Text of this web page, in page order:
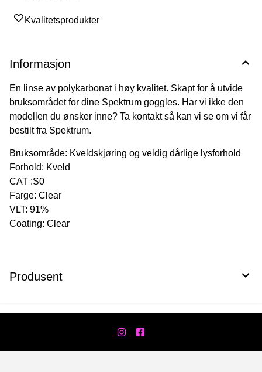
Kvalitetsprodukter
Informasjon
En linse av polykarbonat i høy kvalitet. Skapt for å utvide
bruksområdet for dine Spektrum goggles. Har vi ikke den
modellen du ønsker inne? Ta kontakt så kan vi se om vi får
bestilt fra Spektrum.
Bruksområde: Kveldskjøring og veldig dårlige lysforhold
Forhold: Kveld
CAT :S0
Farge: Clear
VLT: 91%
Coating: Clear
Produsent